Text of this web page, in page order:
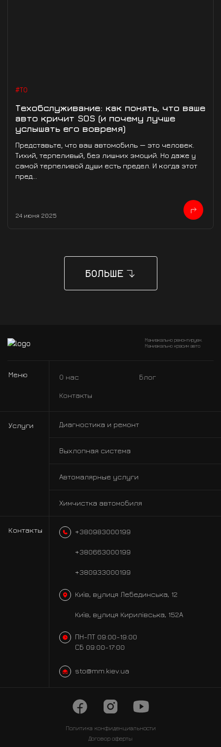
#ТО
Техобслуживание: как понять, что ваше
авто кричит SOS (и почему лучше
услышать его вовремя)
Представьте, что ваш автомобиль — это человек.
Тихий, терпеливый, без лишних эмоций. Но даже у
самой терпеливой души есть предел. И когда этот
пред...
24 июня 2025
БОЛЬШЕ
Маниакально ремонтируем.
Маниакально красим авто
Меню О нас
Контакты
Блог
Услуги Диагностика и ремонт
Выхлопная система
Автомалярные услуги
Химчистка автомобиля
Контакты
Київ, вулиця Лебединська, 12
Київ, вулиця Кирилівська, 152А
ПН-ПТ 09:00-19:00
СБ 09:00-17:00
sto@mm.kiev.ua
+380983000199
+380663000199
+380933000199
Политика конфиденциальности
Договор оферты